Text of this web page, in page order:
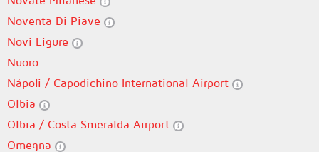
Noventa Di Piave
Novi Ligure
Nuoro
Nápoli / Capodichino International Airport
Olbia
Olbia / Costa Smeralda Airport
Omegna